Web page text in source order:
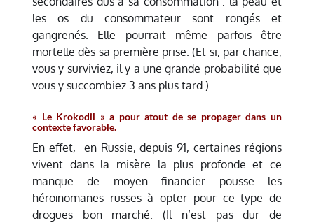
les os du consommateur sont rongés et
gangrenés. Elle pourrait même parfois être
mortelle dès sa première prise. (Et si, par chance,
vous y surviviez, il y a une grande probabilité que
vous y succombiez 3 ans plus tard.)
« Le Krokodil » a pour atout de se propager dans un
contexte favorable.
En effet, en Russie, depuis 91, certaines régions
vivent dans la misère la plus profonde et ce
manque de moyen financier pousse les
héroïnomanes russes à opter pour ce type de
drogues bon marché. (Il n’est pas dur de